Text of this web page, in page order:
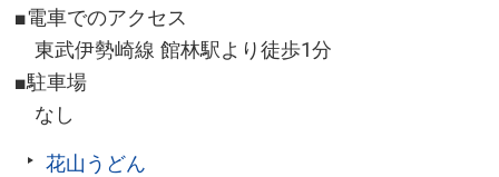
■電車でのアクセス
東武伊勢崎線 館林駅より徒歩1分
■駐車場
なし
花山うどん